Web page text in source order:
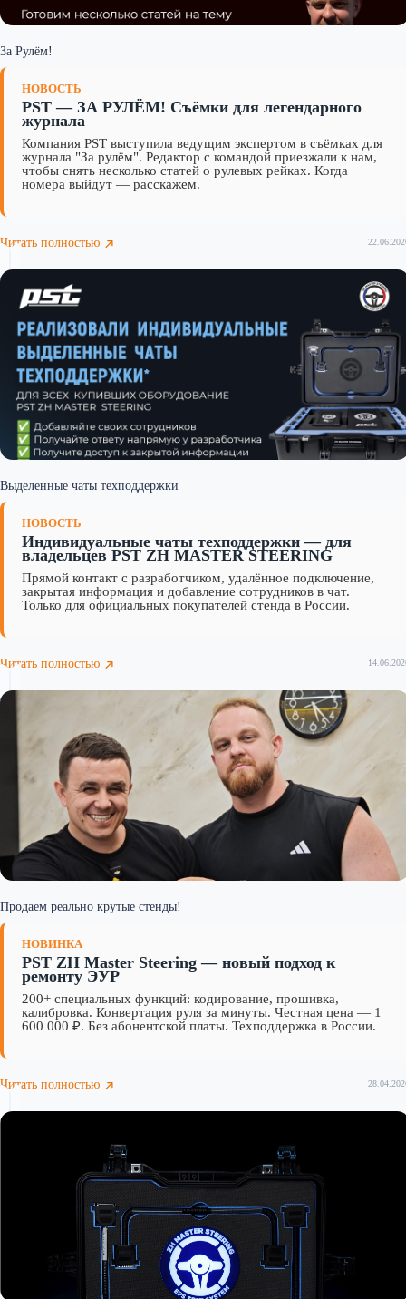
За Рулём!
НОВОСТЬ
PST — ЗА РУЛЁМ! Съёмки для легендарного
журнала
Компания PST выступила ведущим экспертом в съёмках для
журнала "За рулём". Редактор с командой приезжали к нам,
чтобы снять несколько статей о рулевых рейках. Когда
номера выйдут — расскажем.
Читать полностью
Выделенные чаты техподдержки
НОВОСТЬ
Индивидуальные чаты техподдержки — для
владельцев PST ZH MASTER STEERING
Прямой контакт с разработчиком, удалённое подключение,
закрытая информация и добавление сотрудников в чат.
Только для официальных покупателей стенда в России.
Читать полностью
Продаем реально крутые стенды!
НОВИНКА
PST ZH Master Steering — новый подход к
ремонту ЭУР
200+ специальных функций: кодирование, прошивка,
калибровка. Конвертация руля за минуты. Честная цена — 1
600 000 ₽. Без абонентской платы. Техподдержка в России.
Читать полностью